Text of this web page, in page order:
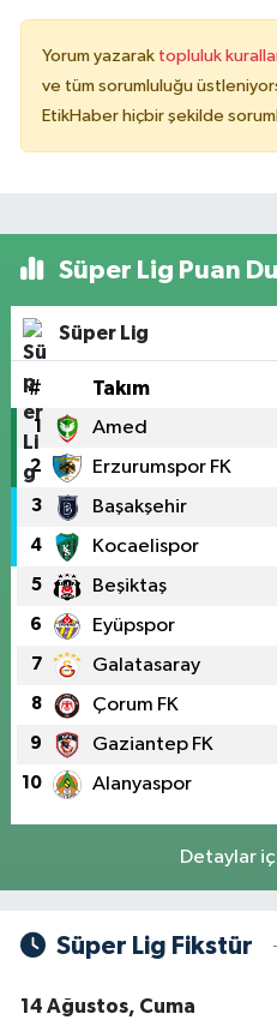
Yorum yazarak topluluk
ve tüm sorumluluğu
EtikHaber hiçbir şekilde
Süper Lig Puan
Süper Lig
# Takım
1 Amed
2 Erzurumspor FK
3 Başakşehir
4 Kocaelispor
5 Beşiktaş
6 Eyüpspor
7 Galatasaray
8 Çorum FK
9 Gaziantep FK
10 Alanyaspor
Detaylar
Süper Lig Fikstür
14 Ağustos, Cuma